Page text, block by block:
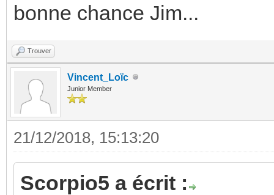
bonne chance Jim...
Trouver
Vincent_Loïc
Junior Member
21/12/2018, 15:13:20
Scorpio5 a écrit :